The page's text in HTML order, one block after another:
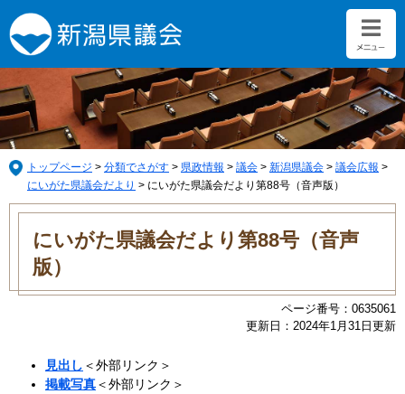
ー
ジ
の
先
頭
で
す。
ニ
ュ
ー
を
飛
ば
し
て
トップページ > 分類でさがす > 県政情報 > 議会 > 新潟県議会 > 議会広報 >
にいがた県議会だより > にいがた県議会だより第88号（音声版）
本
にいがた県議会だより第88号（音声
版）
ページ番号：0635061
更新日：2024年1月31日更新
見出し ＜外部リンク＞
掲載写真＜外部リンク＞